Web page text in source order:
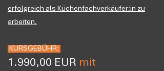
erfolgreich als Küchenfachverkäufer:in zu
arbeiten.
KURSGEBÜHR:
1 .990,00 EUR mit